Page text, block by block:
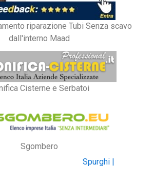
riparazione Tubi Senza scavo
dall'interno Maad
Cisterne e Serbatoi
Sgombero
Spurghi |